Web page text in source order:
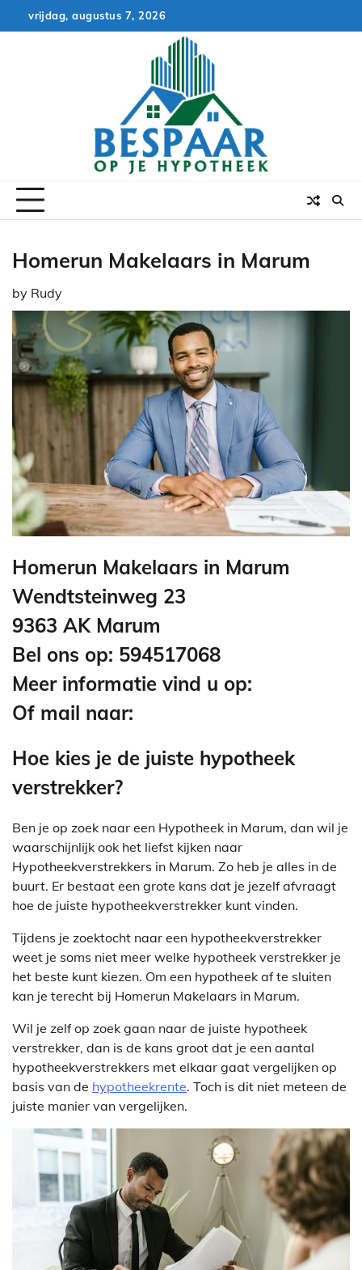
to
vrijdag, augustus 7, 2026
Homerun Makelaars in Marum
by Rudy
Homerun Makelaars in Marum
Wendtsteinweg 23
9363 AK Marum
Bel ons op: 594517068
Meer informatie vind u op:
Of mail naar:
Hoe kies je de juiste hypotheek
verstrekker?
Ben je op zoek naar een Hypotheek in Marum, dan wil je
waarschijnlijk ook het liefst kijken naar
Hypotheekverstrekkers in Marum. Zo heb je alles in de
buurt. Er bestaat een grote kans dat je jezelf afvraagt
hoe de juiste hypotheekverstrekker kunt vinden.
Tijdens je zoektocht naar een hypotheekverstrekker
weet je soms niet meer welke hypotheek verstrekker je
het beste kunt kiezen. Om een hypotheek af te sluiten
kan je terecht bij Homerun Makelaars in Marum.
Wil je zelf op zoek gaan naar de juiste hypotheek
verstrekker, dan is de kans groot dat je een aantal
hypotheekverstrekkers met elkaar gaat vergelijken op
basis van de hypotheekrente. Toch is dit niet meteen de
juiste manier van vergelijken.